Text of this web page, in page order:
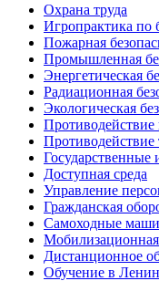
Охрана труда
Игропрактика по
Пожарная
Промышленная
Энергетическая
Радиационная
Экологическая
Противодействие
Противодействие
Доступная среда
Управление
Гражданская
Самоходные
Мобилизационная
Дистанционное
Обучение в